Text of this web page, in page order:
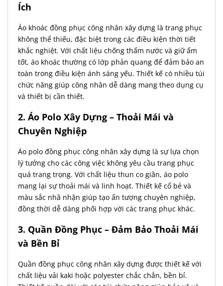
Ích
Áo khoác đồng phục công nhân xây dựng là trang phục
không thể thiếu, đặc biệt trong các điều kiện thời tiết
khắc nghiệt. Với chất liệu chống thấm nước và giữ ấm
tốt, áo khoác thường có lớp phản quang để đảm bảo an
toàn trong điều kiện ánh sáng yếu. Thiết kế có nhiều túi
chức năng giúp công nhân dễ dàng mang theo dụng cụ
và thiết bị cần thiết.
2. Áo Polo Xây Dựng – Thoải Mái và
Chuyên Nghiệp
Áo polo đồng phục công nhân xây dựng là sự lựa chọn
lý tưởng cho các công việc không yêu cầu trang phục
quá trang trọng. Với chất liệu thun co giãn, áo polo
mang lại sự thoải mái và linh hoạt. Thiết kế cổ bẻ và
màu sắc nhã nhặn giúp tạo ấn tượng chuyên nghiệp,
đồng thời dễ dàng phối hợp với các trang phục khác.
3. Quần Đồng Phục – Đảm Bảo Thoải Mái
và Bền Bỉ
Quần đồng phục công nhân xây dựng được thiết kế với
chất liệu vải kaki hoặc polyester chắc chắn, bền bỉ.